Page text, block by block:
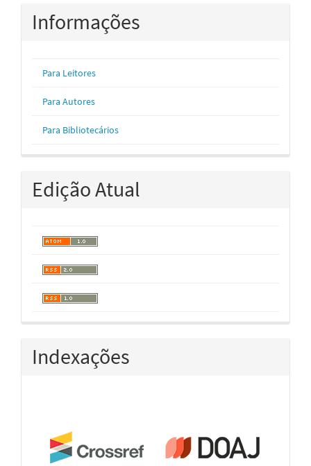
Informações
Para Leitores
Para Autores
Para Bibliotecários
Edição Atual
Indexações